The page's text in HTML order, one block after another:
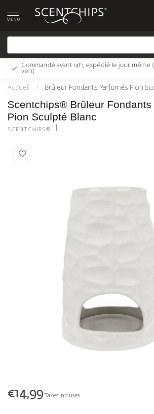
MENU
Commandé avant 14h, expédié le jour même
ven)
Accueil / Brûleur Fondants Parfumés Pion
Scentchips® Brûleur Fondants
Pion Sculpté Blanc
SCENTCHIPS®
€14,99 Taxes incluses